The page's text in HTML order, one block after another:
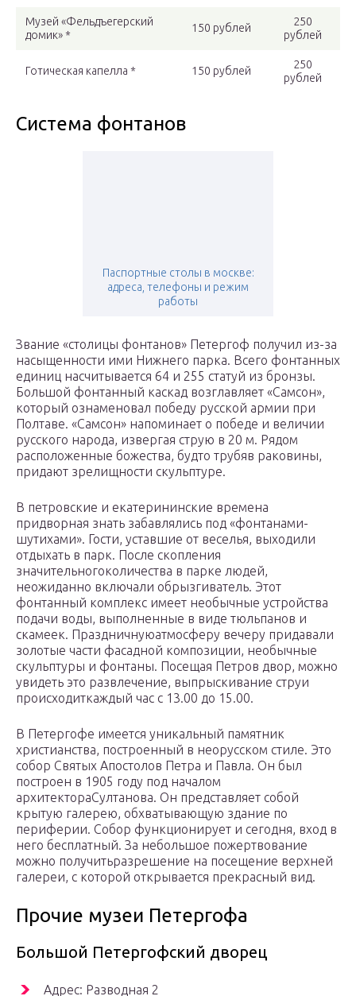
Музей «Фельдъегерский
домик» *
150 рублей
250
рублей
Готическая капелла * 150 рублей
250
рублей
Система фонтанов
Паспортные столы в москве:
адреса, телефоны и режим
работы
Звание «столицы фонтанов» Петергоф получил из-за
насыщенности ими Нижнего парка. Всего фонтанных
единиц насчитывается 64 и 255 статуй из бронзы.
Большой фонтанный каскад возглавляет «Самсон»,
который ознаменовал победу русской армии при
Полтаве. «Самсон» напоминает о победе и величии
русского народа, извергая струю в 20 м. Рядом
расположенные божества, будто трубяв раковины,
придают зрелищности скульптуре.
В петровские и екатерининские времена
придворная знать забавлялись под «фонтанами-
шутихами». Гости, уставшие от веселья, выходили
отдыхать в парк. После скопления
значительногоколичества в парке людей,
неожиданно включали обрызгиватель. Этот
фонтанный комплекс имеет необычные устройства
подачи воды, выполненные в виде тюльпанов и
скамеек. Праздничнуюатмосферу вечеру придавали
золотые части фасадной композиции, необычные
скульптуры и фонтаны. Посещая Петров двор, можно
увидеть это развлечение, выпрыскивание струи
происходиткаждый час с 13.00 до 15.00.
В Петергофе имеется уникальный памятник
христианства, построенный в неорусском стиле. Это
собор Святых Апостолов Петра и Павла. Он был
построен в 1905 году под началом
архитектораСултанова. Он представляет собой
крытую галерею, обхватывающую здание по
периферии. Собор функционирует и сегодня, вход в
него бесплатный. За небольшое пожертвование
можно получитьразрешение на посещение верхней
галереи, с которой открывается прекрасный вид.
Прочие музеи Петергофа
Большой Петергофский дворец
Адрес: Разводная 2